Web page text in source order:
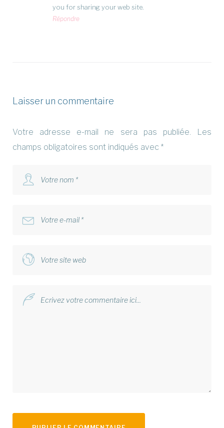
you for sharing your web site.
Répondre
Laisser un commentaire
Votre adresse e-mail ne sera pas publiée.
Les
champs obligatoires sont indiqués avec *